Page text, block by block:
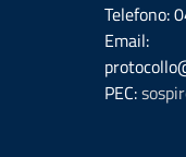
Telefono:
Email:
PEC: